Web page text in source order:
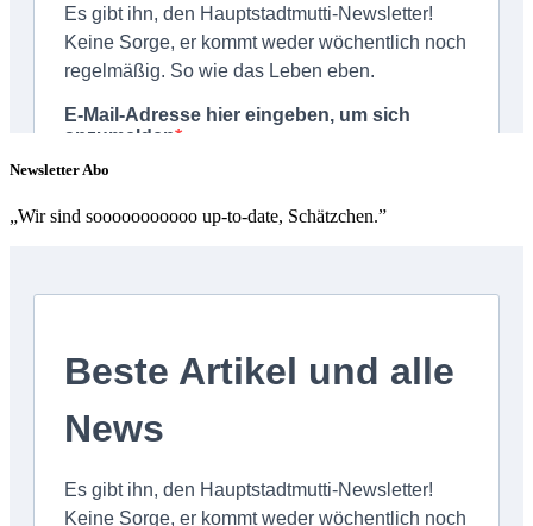
Newsletter Abo
„Wir sind sooooooooooo up-to-date, Schätzchen.”